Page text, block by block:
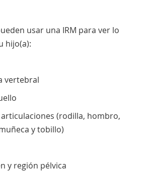
usar una IRM para ver lo
hijo(a):
vertebral
articulaciones (rodilla, hombro,
y tobillo)
y región pélvica